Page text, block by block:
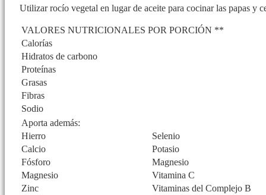
Utilizar rocío vegetal en lugar de aceite para cocinar las papas y
VALORES NUTRICIONALES POR PORCIÓN **
Calorías
Hidratos de carbono
Proteínas
Grasas
Fibras
Sodio
Aporta además:
Hierro
Selenio
Calcio
Potasio
Fósforo
Magnesio
Magnesio
Vitamina C
Zinc
Vitaminas del Complejo B